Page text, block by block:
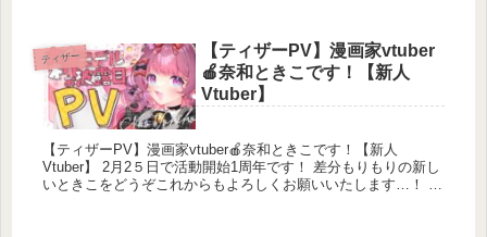
ティザー
【ティザーPV】漫画家vtuber
🍎奈和ときこです！【新人
Vtuber】
【ティザーPV】漫画家vtuber🍎奈和ときこです！【新人
Vtuber】 2月2５日で活動開始1周年です！ 差分もりもりの新し
いときこをどうぞこれからもよろしくお願いいたします…！ 応